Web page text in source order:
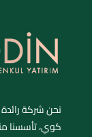
نحن شركة